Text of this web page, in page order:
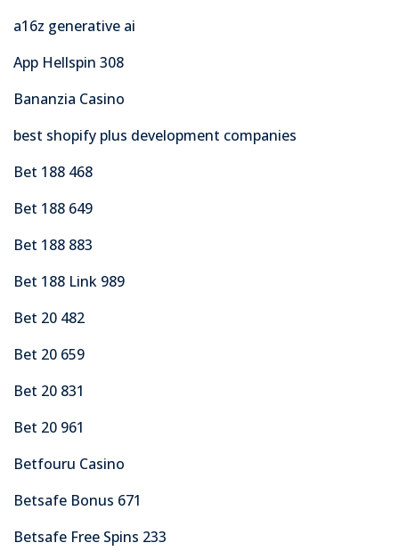
a16z generative ai
App Hellspin 308
Bananzia Casino
best shopify plus development companies
Bet 188 468
Bet 188 649
Bet 188 883
Bet 188 Link 989
Bet 20 482
Bet 20 659
Bet 20 831
Bet 20 961
Betfouru Casino
Betsafe Bonus 671
Betsafe Free Spins 233